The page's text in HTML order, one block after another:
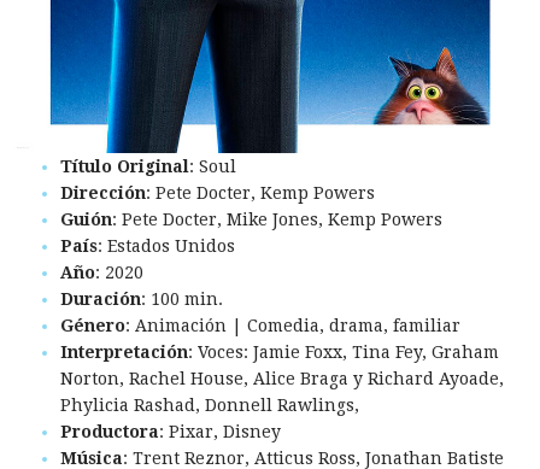
Título Original: Soul
Dirección: Pete Docter, Kemp Powers
Guión: Pete Docter, Mike Jones, Kemp Powers
País: Estados Unidos
Año: 2020
Duración: 100 min.
Género: Animación | Comedia, drama, familiar
Interpretación: Voces: Jamie Foxx, Tina Fey, Graham
Norton, Rachel House, Alice Braga y Richard Ayoade,
Phylicia Rashad, Donnell Rawlings,
Productora: Pixar, Disney
Música: Trent Reznor, Atticus Ross, Jonathan Batiste